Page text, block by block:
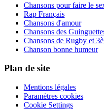
Chansons pour faire le
Rap Français
Chansons d'amour
Chansons des
Chansons de Rugby et
Chanson bonne humeur
Plan de site
Mentions légales
Paramètres cookies
Cookie Settings